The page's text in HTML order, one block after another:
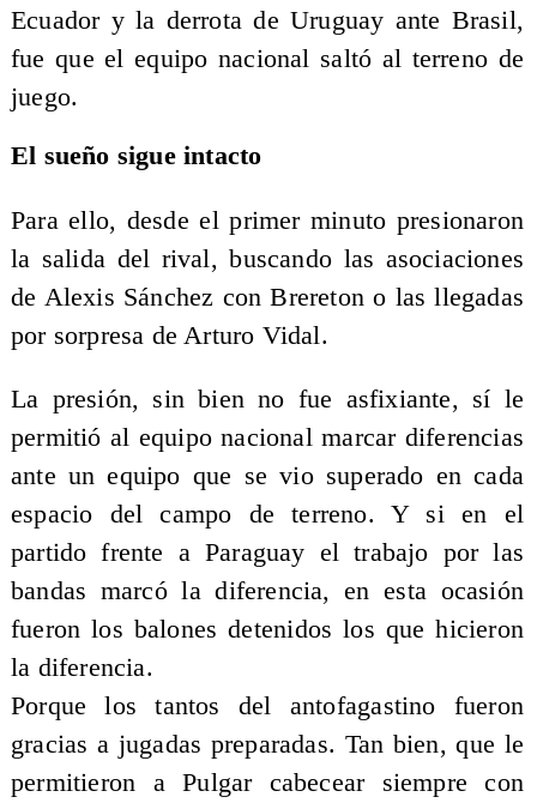
Ecuador y la derrota de Uruguay ante Brasil,
fue que el equipo nacional saltó al terreno de
juego.
El sueño sigue intacto
Para ello, desde el primer minuto presionaron
la salida del rival, buscando las asociaciones
de Alexis Sánchez con Brereton o las llegadas
por sorpresa de Arturo Vidal.
La presión, sin bien no fue asfixiante, sí le
permitió al equipo nacional marcar diferencias
ante un equipo que se vio superado en cada
espacio del campo de terreno. Y si en el
partido frente a Paraguay el trabajo por las
bandas marcó la diferencia, en esta ocasión
fueron los balones detenidos los que hicieron
la diferencia.
Porque los tantos del antofagastino fueron
gracias a jugadas preparadas. Tan bien, que le
permitieron a Pulgar cabecear siempre con